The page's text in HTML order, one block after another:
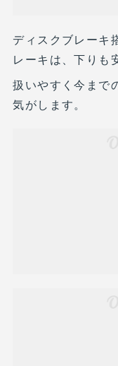
ディスクブレーキ
レーキは、下りも
扱いやすく今まで
気がします。